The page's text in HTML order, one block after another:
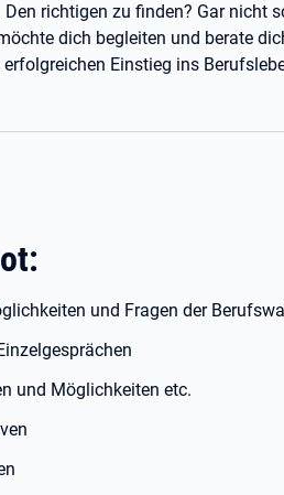
richtigen zu finden? Gar nicht
dich begleiten und berate
Einstieg ins
und Fragen der
und Möglichkeiten etc.